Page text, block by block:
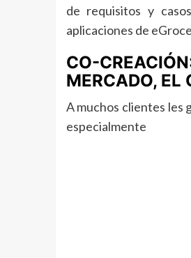
de requisitos y
aplicaciones de
CO-
MERCADO, EL
A muchos clientes les
especialmente